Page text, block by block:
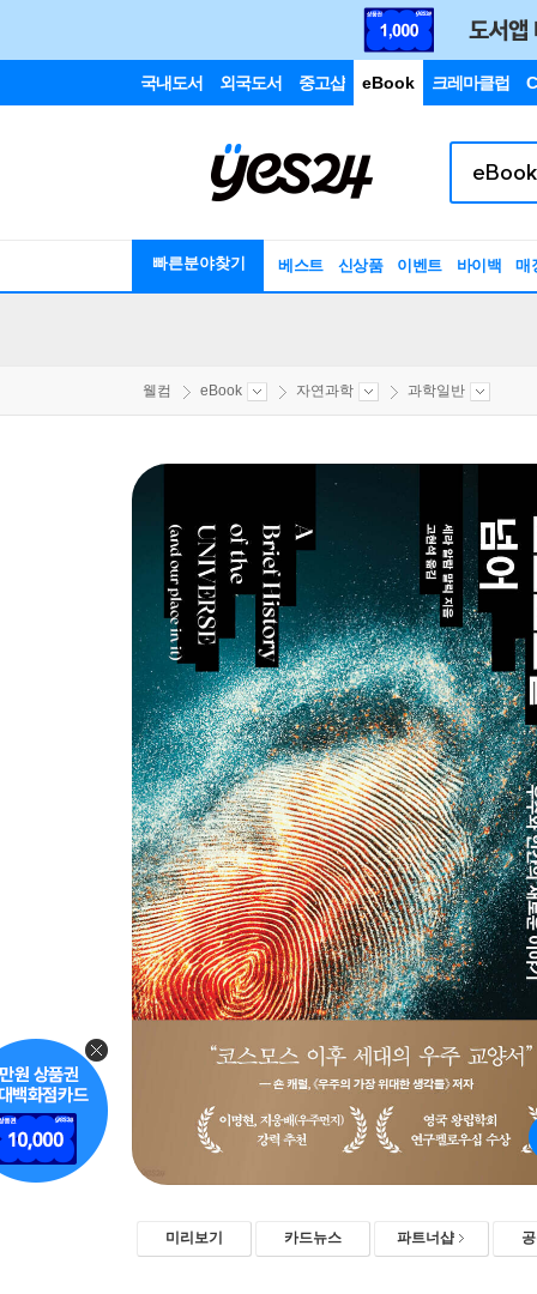
국내도서 외국도서 중고샵 eBook 크레마클럽
빠른분야찾기 베스트 신상품 이벤트 바이백 매
웰컴 eBook 자연과학 과학일반
미리보기 카드뉴스 파트너샵